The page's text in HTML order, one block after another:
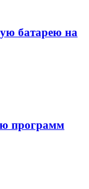
батарею на
программ